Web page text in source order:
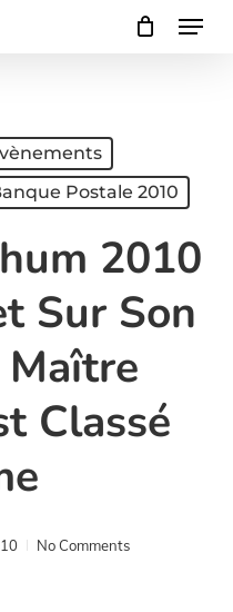
Menu
Postale 2010
2010
Sur Son
Classé
No Comments